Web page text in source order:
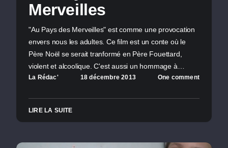
Merveilles
"Au Pays des Merveilles" est comme une provocation
envers nous les adultes. Ce film est un conte où le
Père Noël se serait tranformé en Père Fouettard,
violent et alcoolique. C'est aussi un hommage à…
La Rédac' 18 décembre 2013 One comment
LIRE LA SUITE